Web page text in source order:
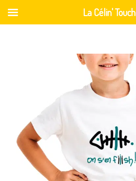
La Célin' Touch